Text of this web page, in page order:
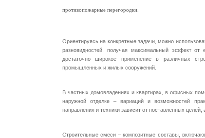
противопожарные перегородки.
Ориентируясь на конкретные задачи, можно
разновидностей, получая максимальный эффект
достаточно широкое применение в различных
промышленных и жилых сооружений.
В частных домовладениях и квартирах, в офисных
наружной отделке – вариаций и возможностей
направления и техники зависит от поставленных
Строительные смеси – композитные составы,